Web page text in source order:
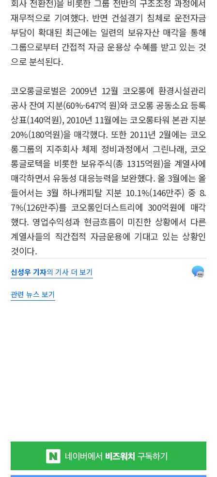
회사 전환전)을 비롯한 그룹 전반의 구조조정 과정에서
재무적으로 기여했다. 반면 건설경기 침체로 운전자금
부담이 확대된 최근에는 일련의 보유자산 매각을 통해
그룹으로부터 간접적 자금 운용상 수혜를 받고 있는 것
으로 분석된다.
코오롱글로벌은 2009년 12월 코오롱에 환경시설관리
공사 잔여 지분(60%·647억 원)와 코오롱 공동소요 등록
상표(140억원), 2010년 11월에는 코오롱타워 본관 지분
20%(180억원)을 매각했다. 또한 2011년 2월에는 코오
롱그룹의 지주회사 체제 정비과정에서 그린나래, 코오
롱글로텍을 비롯한 보유주식(총 1315억원)을 계열사에
매각하면서 유동성 대응능력을 보완했다. 올 3월에는 올
들어서는 3월 하나캐피탈 지분 10.1%(146만주) 중 8.
7%(126만주)를 코오롱인더스트리에 300억원에 매각
했다. 영업수익성과 현금흐름이 미진한 상황에서 다른
계열사들의 직간접적 자금운용에 기대고 있는 상황인
것이다.
신성우 기자의 기사 더 보기
관련 뉴스 보기